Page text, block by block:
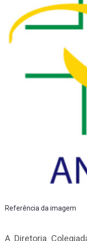
Referência da imagem
A Diretoria